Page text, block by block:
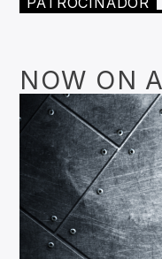
NOW ON